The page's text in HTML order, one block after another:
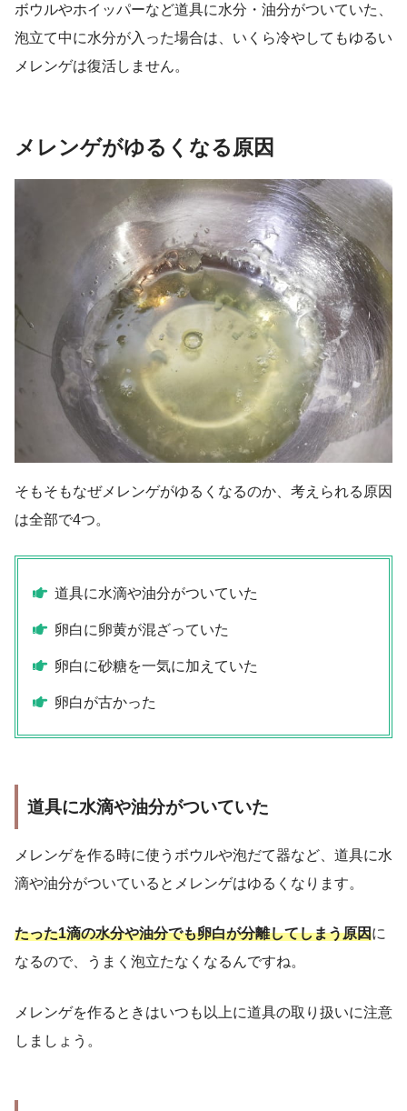
ボウルやホイッパーなど道具に水分・油分がついていた、
泡立て中に水分が入った場合は、いくら冷やしてもゆるい
メレンゲは復活しません。
メレンゲがゆるくなる原因
そもそもなぜメレンゲがゆるくなるのか、考えられる原因
は全部で4つ。
道具に水滴や油分がついていた
卵白に卵黄が混ざっていた
卵白に砂糖を一気に加えていた
卵白が古かった
道具に水滴や油分がついていた
メレンゲを作る時に使うボウルや泡だて器など、道具に水
滴や油分がついているとメレンゲはゆるくなります。
たった1滴の水分や油分でも卵白が分離してしまう原因に
なるので、うまく泡立たなくなるんですね。
メレンゲを作るときはいつも以上に道具の取り扱いに注意
しましょう。